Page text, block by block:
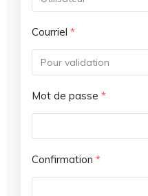
Courriel *
Mot de passe *
Confirmation *